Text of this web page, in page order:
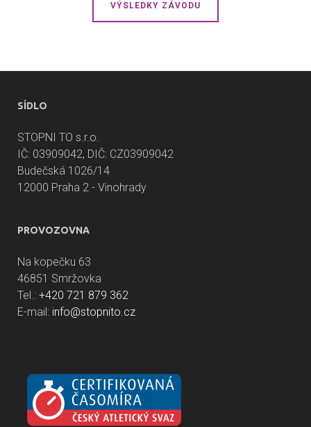
VÝSLEDKY ZÁVODU
SÍDLO
STOPNI TO s.r.o.
IČ: 03909042, DIČ: CZ03909042
Budečská 1026/14
12000 Praha 2 - Vinohrady
PROVOZOVNA
Na kopečku 63
46851 Smržovka
Tel.: +420 721 879 362
E-mail: info@stopnito.cz